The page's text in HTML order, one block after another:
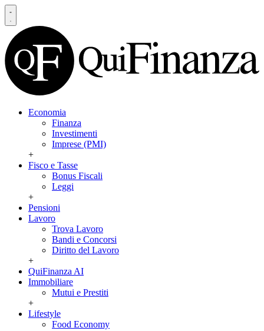
Economia
Finanza
Investimenti
Imprese (PMI)
+
Fisco e Tasse
Bonus Fiscali
Leggi
+
Pensioni
Lavoro
Trova Lavoro
Bandi e Concorsi
Diritto del Lavoro
+
QuiFinanza AI
Immobiliare
Mutui e Prestiti
+
Lifestyle
Food Economy